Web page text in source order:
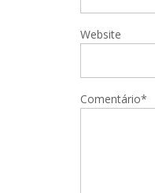
Website
Comentário*